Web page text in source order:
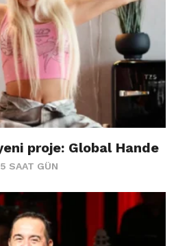
proje: Global Hande
5 SAAT GÜN